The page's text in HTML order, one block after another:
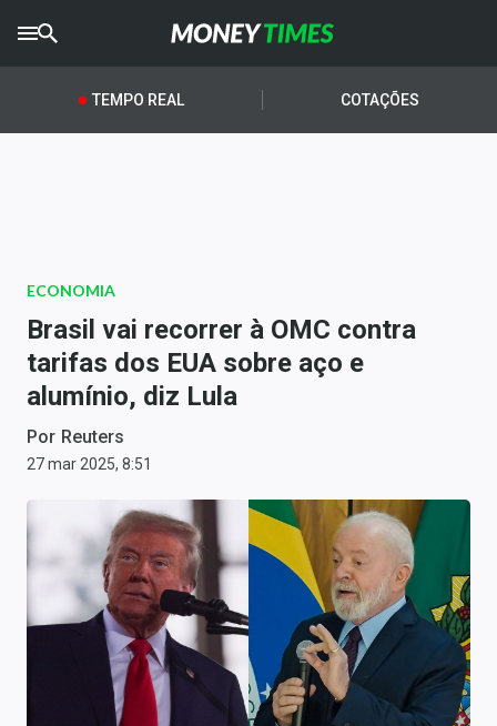
CRYPTOTIMES
AGROTIMES
Newsletters
Money Trader
Anuncie
Últimas Notícias
Cotações
Comprar ou vender?
Carteiras Recomendadas
Central de Dividendos
TEMPO REAL COTAÇÕES
ECONOMIA
Brasil vai recorrer à OMC contra
tarifas dos EUA sobre aço e
alumínio, diz Lula
Por Reuters
27 mar 2025, 8:51